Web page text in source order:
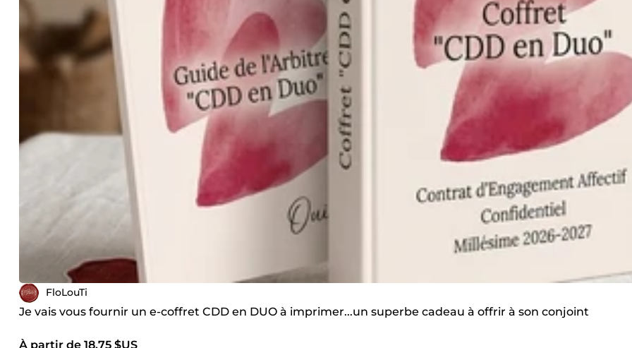
FloLouTi
Je vais vous fournir un e-coffret CDD en DUO à imprimer...un superbe cadeau à offrir à son conjoint
À partir de 18,75 $US